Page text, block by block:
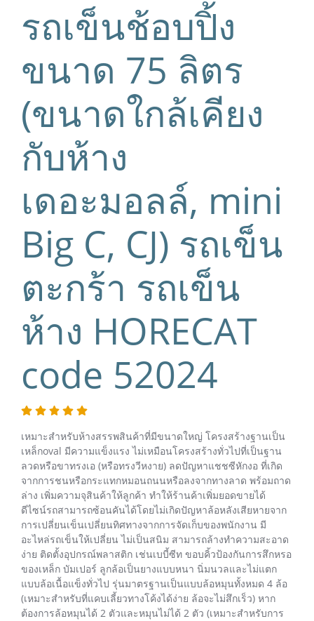
รถเข็นช้อบปิ้ง
ขนาด 75 ลิตร
(ขนาดใกล้เคียง
กับห้าง
เดอะมอลล์, mini
Big C, CJ) รถเข็น
ตะกร้า รถเข็น
ห้าง HORECAT
code 52024
เหมาะสำหรับห้างสรรพสินค้าที่มีขนาดใหญ่ โครงสร้างฐานเป็น
เหล็กoval มีความแข็งแรง ไม่เหมือนโครงสร้างทั่วไปที่เป็นฐาน
ลวดหรือขาทรงเอ (หรือทรงวีหงาย) ลดปัญหาแชชซีหักงอ ที่เกิด
จากการชนหรือกระแทกหมอนถนนหรือลงจากทางลาด พร้อมถาด
ล่าง เพิ่มความจุสินค้าให้ลูกค้า ทำให้ร้านค้าเพิ่มยอดขายได้
ดีไซน์รถสามารถซ้อนคันได้โดยไม่เกิดปัญหาล้อหลังเสียหายจาก
การเปลี่ยนเข็นเปลี่ยนทิศทางจากการจัดเก็บของพนักงาน มี
อะไหล่รถเข็นให้เปลี่ยน ไม่เป็นสนิม สามารถล้างทำความสะอาด
ง่าย ติดตั้งอุปกรณ์พลาสติก เช่นเบบี้ซีท ขอบคิ้วป้องกันการสึกหรอ
ของเหล็ก บัมเปอร์ ลูกล้อเป็นยางแบบหนา นิ่มนวลและไม่แตก
แบบล้อเนื้อแข็งทั่วไป รุ่นมาตรฐานเป็นแบบล้อหมุนทั้งหมด 4 ล้อ
(เหมาะสำหรับที่แคบเลี้ยวทางโค้งได้ง่าย ล้อจะไม่สึกเร็ว) หาก
ต้องการล้อหมุนได้ 2 ตัวและหมุนไม่ได้ 2 ตัว (เหมาะสำหรับการ